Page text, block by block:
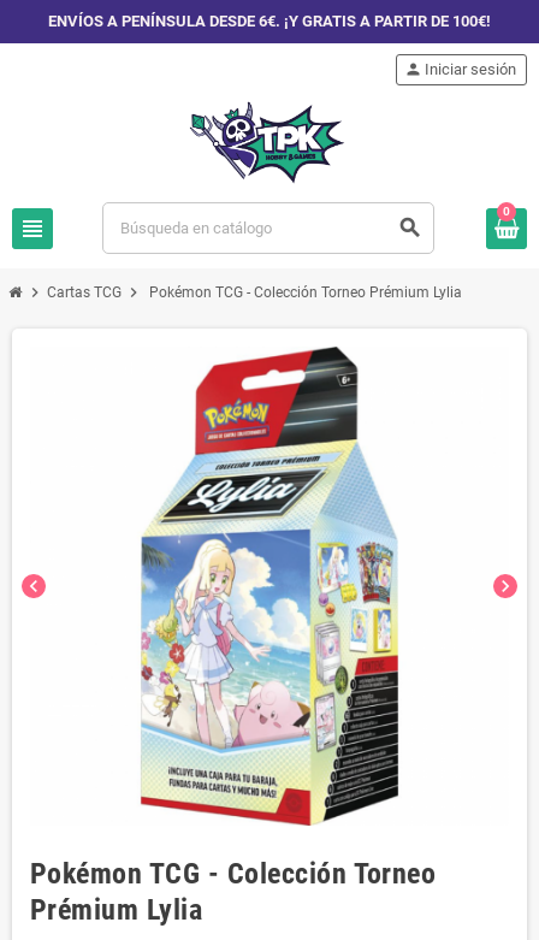
ENVÍOS A PENÍNSULA DESDE 6€. ¡Y GRATIS A PARTIR DE 100€!
view_headline search
person Iniciar sesión
0
chevron_right Cartas TCG chevron_right Pokémon TCG - Colección Torneo Prémium Lylia
chevron_left chevron_right
Pokémon TCG - Colección Torneo
Prémium Lylia